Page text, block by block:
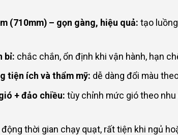
(710mm) – gọn gàng, hiệu quả: tạo
bỉ: chắc chắn, ổn định khi vận hành, hạn
tiện ích và thẩm mỹ: dễ dàng đổi màu
+ đảo chiều: tùy chỉnh mức gió theo
thời gian chạy quạt, rất tiện khi ngủ